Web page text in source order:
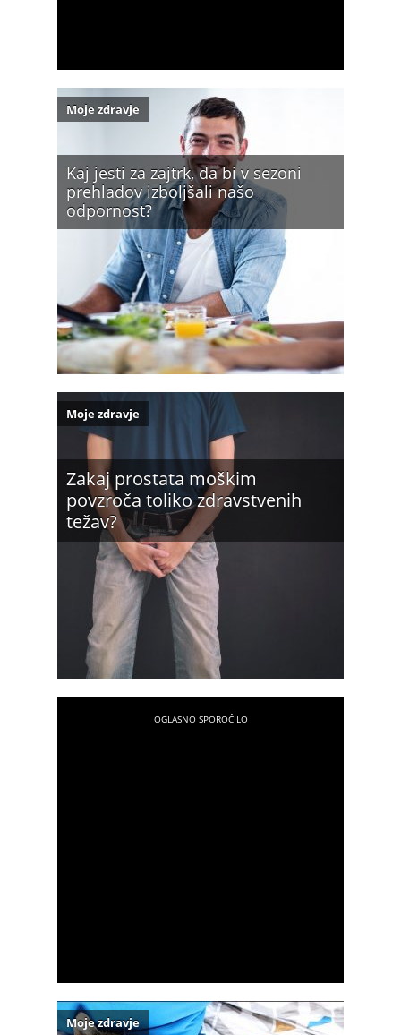
Kaj jesti za zajtrk, da bi v sezoni
prehladov izboljšali našo
odpornost?
Moje zdravje
Zakaj prostata moškim
povzroča toliko zdravstvenih
težav?
Moje zdravje
Moje zdravje